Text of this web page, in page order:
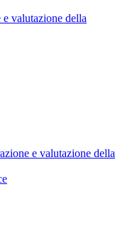
valutazione della
e valutazione della